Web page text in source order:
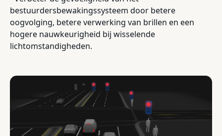
bestuurdersbewakingssysteem door betere
oogvolging, betere verwerking van brillen en een
hogere nauwkeurigheid bij wisselende
lichtomstandigheden.